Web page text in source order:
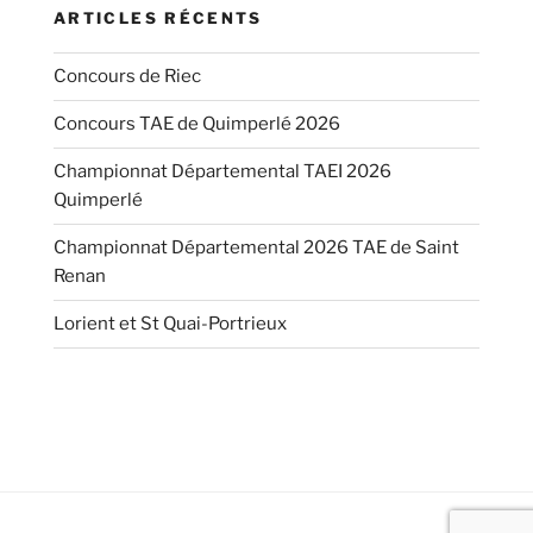
ARTICLES RÉCENTS
Concours de Riec
Concours TAE de Quimperlé 2026
Championnat Départemental TAEI 2026
Quimperlé
Championnat Départemental 2026 TAE de Saint
Renan
Lorient et St Quai-Portrieux